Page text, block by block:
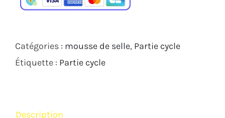
DE
Catégories : mousse de selle Partie cycle
Étiquette : Partie cycle
Description